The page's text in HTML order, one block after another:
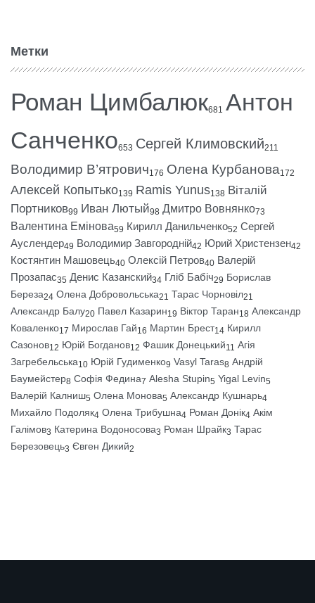
Метки
Роман Цимбалюк681 Антон
Санченко653 Сергей Климовский211
Володимир В’ятрович176 Олена Курбанова172
Алексей Копытько139 Ramis Yunus138 Віталій
Портников99 Иван Лютый98 Дмитро Вовнянко73
Валентина Емінова59 Кирилл Данильченко52 Сергей
Ауслендер49 Володимир Завгородній42 Юрий Христензен42
Костянтин Машовець40 Олексій Петров40 Валерій
Прозапас35 Денис Казанский34 Гліб Бабіч29 Борислав
Береза24 Олена Добровольська21 Тарас Чорновіл21
Александр Балу20 Павел Казарин19 Віктор Таран18 Александр
Коваленко17 Мирослав Гай16 Мартин Брест14 Кирилл
Сазонов12 Юрій Богданов12 Фашик Донецький11 Агія
Загребельська10 Юрій Гудименко9 Vasyl Taras8 Андрій
Баумейстер8 Софія Федина7 Alesha Stupin5 Yigal Levin5
Валерій Калниш5 Олена Монова5 Александр Кушнарь4
Михайло Подоляк4 Олена Трибушна4 Роман Донік4 Акім
Галімов3 Катерина Водоносова3 Роман Шрайк3 Тарас
Березовець3 Євген Дикий2